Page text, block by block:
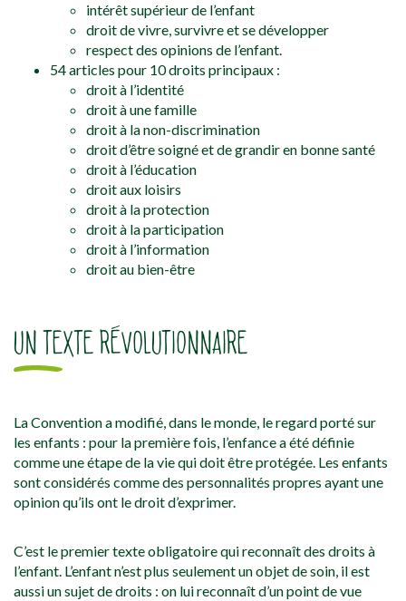
intérêt supérieur de l’enfant
droit de vivre, survivre et se développer
respect des opinions de l’enfant.
54 articles pour 10 droits principaux :
droit à l’identité
droit à une famille
droit à la non-discrimination
droit d’être soigné et de grandir en bonne santé
droit à l’éducation
droit aux loisirs
droit à la protection
droit à la participation
droit à l’information
droit au bien-être
UN TEXTE RÉVOLUTIONNAIRE
La Convention a modifié, dans le monde, le regard porté sur
les enfants : pour la première fois, l’enfance a été définie
comme une étape de la vie qui doit être protégée. Les enfants
sont considérés comme des personnalités propres ayant une
opinion qu’ils ont le droit d’exprimer.
C’est le premier texte obligatoire qui reconnaît des droits à
l’enfant. L’enfant n’est plus seulement un objet de soin, il est
aussi un sujet de droits : on lui reconnaît d’un point de vue